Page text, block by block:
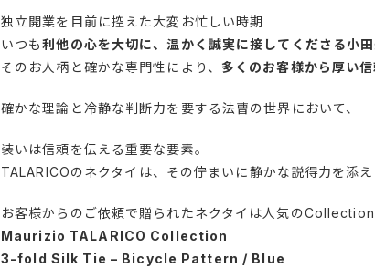
独立開業を目前に控えた大変お忙しい時期
いつも利他の心を大切に、温かく誠実に接してくださる小
そのお人柄と確かな専門性により、 多くのお客様から厚い
確かな理論と冷静な判断力を要する法曹の世界において、
装いは信頼を伝える重要な要素。
TALARICOのネクタイは、その佇まいに静かな説得力を添え
お客様からのご依頼で贈られたネクタイは人気のCollection
Maurizio TALARICO Collection
3-fold Silk Tie – Bicycle Pattern / Blue